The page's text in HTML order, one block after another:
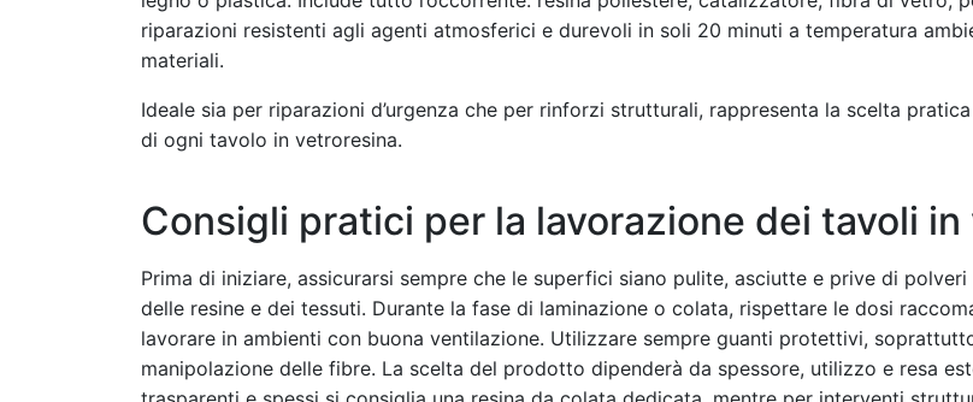
riparazioni resistenti agli agenti atmosferici e durevoli in soli 20 minuti a temperatura
materiali.
Ideale sia per riparazioni d’urgenza che per rinforzi strutturali, rappresenta la scelta
di ogni tavolo in vetroresina.
Consigli pratici per la lavorazione dei tavoli in
Prima di iniziare, assicurarsi sempre che le superfici siano pulite, asciutte e prive di
delle resine e dei tessuti. Durante la fase di laminazione o colata, rispettare le dosi
lavorare in ambienti con buona ventilazione. Utilizzare sempre guanti protettivi,
manipolazione delle fibre. La scelta del prodotto dipenderà da spessore, utilizzo e resa